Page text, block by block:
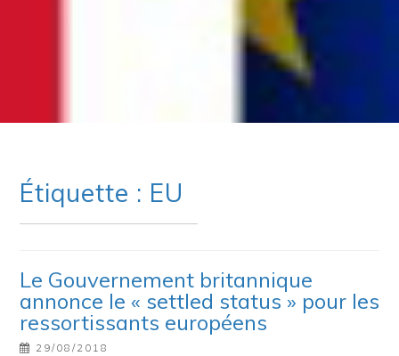
Étiquette : EU
Le Gouvernement britannique
annonce le « settled status » pour les
ressortissants européens
29/08/2018